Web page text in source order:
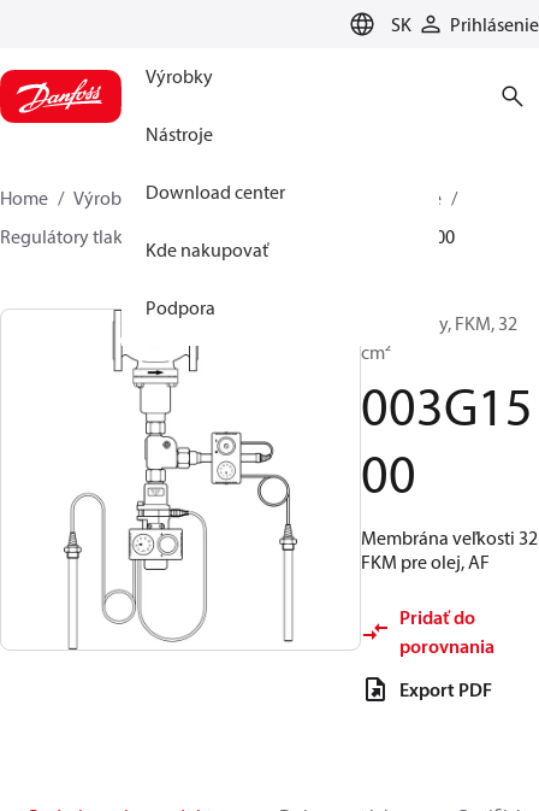
SK Prihlásenie
Výrobky
Nástroje
Download center
Kde nakupovať
Podpora
Home Výrobky
Climate Solutions pre vykurovanie
Regulátory tlaku a prietoku
Príslušenstvo 003G1500
Membrány, FKM, 32
cm²
003G15
00
Membrána veľkosti 32
FKM pre olej, AF
Pridať do
porovnania
Export PDF